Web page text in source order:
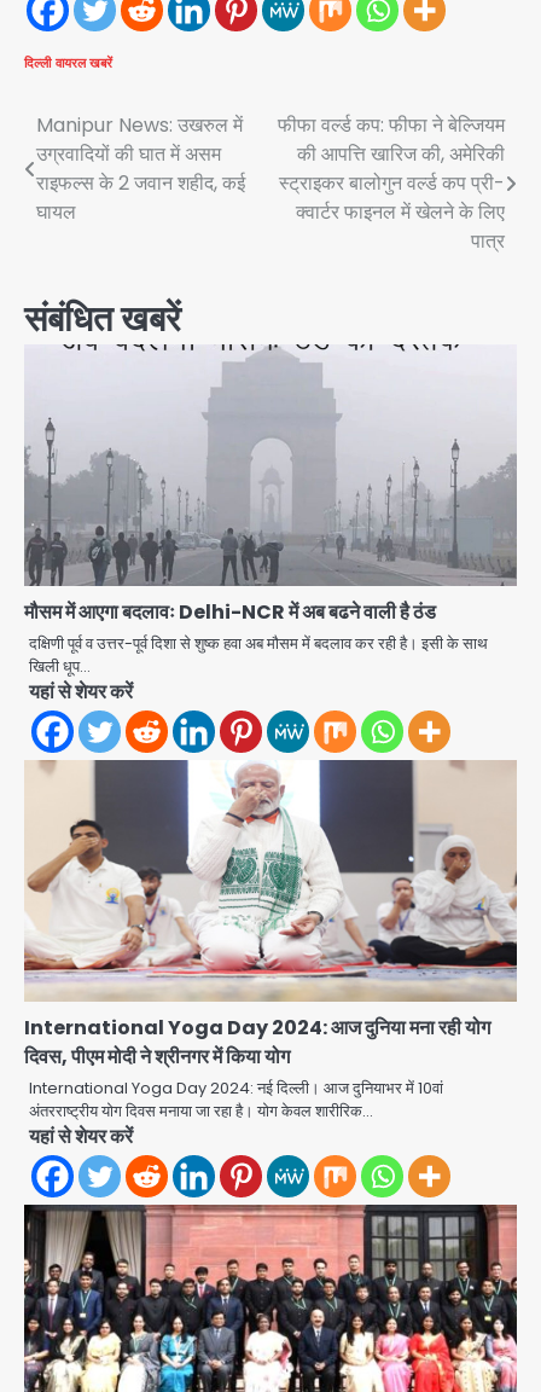
दिल्ली वायरल खबरें
Post
navigation
Manipur News: उखरुल में
उग्रवादियों की घात में असम
राइफल्स के 2 जवान शहीद, कई
घायल
फीफा वर्ल्ड कप: फीफा ने बेल्जियम
की आपत्ति खारिज की, अमेरिकी
स्ट्राइकर बालोगुन वर्ल्ड कप प्री-
क्वार्टर फाइनल में खेलने के लिए
पात्र
संबंधित खबरें
मौसम में आएगा बदलावः Delhi-NCR में अब बढने वाली है ठंड
दक्षिणी पूर्व व उत्तर-पूर्व दिशा से शुष्क हवा अब मौसम में बदलाव कर रही है। इसी के साथ
खिली धूप…
यहां से शेयर करें
International Yoga Day 2024: आज दुनिया मना रही योग
दिवस, पीएम मोदी ने श्रीनगर में किया योग
International Yoga Day 2024: नई दिल्ली। आज दुनियाभर में 10वां
अंतरराष्ट्रीय योग दिवस मनाया जा रहा है। योग केवल शारीरिक…
यहां से शेयर करें
2
Jeff Bezos Liverpool stake
deal: अमेजन फाउंडर और एडुआर्डो सावेरिन
का निवेश
Avinash Kumar
3
Student protest in Ranchi: छात्र
पुलिस से भिड़े, आंसू गैस और वाटर कैनन का
इस्तेमाल
Avinash Kumar
4
JP Greens Cosmos Society:
सुविधाओं के लिए संघर्ष कर रहे निवासी, गिरता
प्लास्टर और कमजोर सुरक्षा बनी बड़ी चुनौती
Avinash Kumar